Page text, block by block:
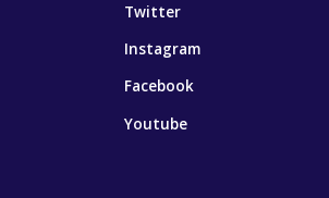
Twitter
Instagram
Facebook
Youtube